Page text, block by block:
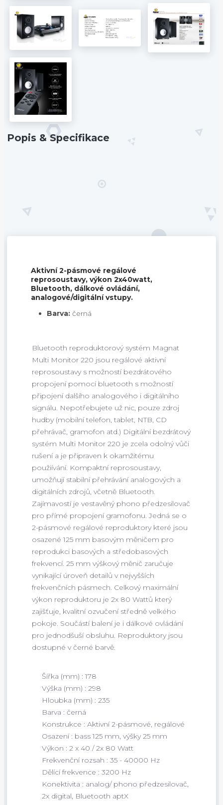
Popis & Specifikace
Aktivní 2-pásmové regálové
reprosoustavy, výkon 2x40watt,
Bluetooth, dálkové ovládání,
analogové/digitální vstupy.
Barva: černá
Bluetooth reproduktorový systém Magnat
Multi Monitor 220 jsou regálové aktivní
reprosoustavy s možností bezdrátového
propojení pomocí bluetooth s možností
připojení dalšího analogového i digitálního
signálu. Nepotřebujete už nic, pouze zdroj
hudby (mobilní telefon, tablet, NTB, CD
přehrávač, gramofon atd.) Digitální bezdrátový
systém Multi Monitor 220 je zcela odolný vůči
rušení a je připraven k okamžitému
použiívání. Kompaktní reprosoustavy,
umožňují stabilní přehrávání analogových a
digitálních zdrojů, včetně Bluetooth.
Zajímavostí je vestavěný phono předzesilovač
pro přímé propojení gramofonu. Jedná se o
2-pásmové regálové reproduktory které jsou
osazené 125 mm basovým měničem pro
reprodukci basových a středobasových
frekvencí. 25 mm výškový měnič zaručuje
vynikající úroveň detailů v nejvyšších
frekvenčních pásmech. Celkový maximální
výkon reproduktoru je 2x 80 Wattů který
zajišťuje, kvalitní ozvučení středně velkého
pokoje. Součástí balení je i dálkové ovládání
pro jednodšuší obsluhu. Reproduktory jsou
dostupné v černé barvě.
Šířka (mm) : 178
Výška (mm) : 298
Hloubka (mm) : 235
Barva : černá
Konstrukce : Aktivní 2-pásmové, regálové
Osazení : bass 125 mm, výšky 25 mm
Výkon : 2 x 40 / 2x 80 Watt
Frekvenční rozsah : 35 - 40000 Hz
Dělící frekvence : 3200 Hz
Konektivita : analog/ phono předzesilovač,
2x digital, Bluetooth aptX